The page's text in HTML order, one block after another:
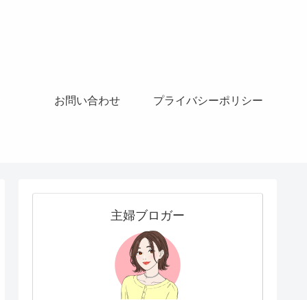
お問い合わせ プライバシーポリシー
主婦ブロガー